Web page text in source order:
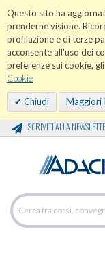
Questo sito ha
prenderne visione.
profilazione e di terze
acconsente all'uso dei
preferenze sui cookie,
Cookie
Chiudi Maggiori
ISCRIVITI ALLA